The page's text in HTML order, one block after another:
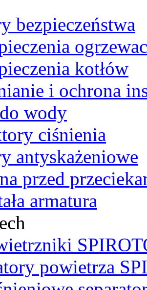
bezpieczeństwa
kotłów
i ochrona
wody
ciśnienia
antyskażeniowe
przed
armatura
powietrza